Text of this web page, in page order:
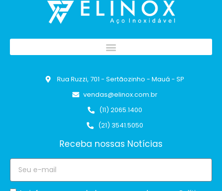
Rua Ruzzi, 701 - Sertãozinho - Mauá - SP
vendas@elinox.com.br
(11) 2065.1400
(21) 3541.5050
Receba nossas Notícias